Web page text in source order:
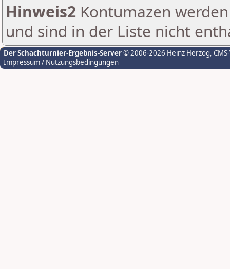
Hinweis2 Kontumazen
und sind in der Liste nicht
Der Schachturnier-Ergebnis-Server© 2006-2026 Heinz Herzog,
Impressum / Nutzungsbedingungen